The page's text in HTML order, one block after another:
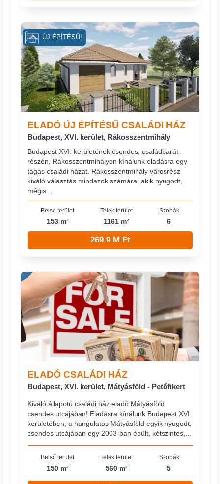
ELADÓ ÚJ ÉPÍTÉSŰ CSALÁDI HÁZ
Budapest, XVI. kerület, Rákosszentmihály
Budapest XVI. kerületének csendes, családbarát
részén, Rákosszentmihályon kínálunk eladásra egy
tágas családi házat. Rákosszentmihály városrész
kiváló választás mindazok számára, akik nyugodt,
mégis...
Belső terület
153 m²
Telek terület
1161 m²
Szobák
6
269.9 M Ft
ÚJ ÉPÍTÉSŰ!
ELADÓ CSALÁDI HÁZ
Budapest, XVI. kerület, Mátyásföld - Petőfikert
Kiváló állapotú családi ház eladó Mátyásföld
csendes utcájában! Eladásra kínálunk Budapest XVI.
kerületében, a hangulatos Mátyásföld egyik nyugodt,
csendes utcájában egy 2003-ban épült, kétszintes,...
Belső terület
150 m²
Telek terület
560 m²
Szobák
5